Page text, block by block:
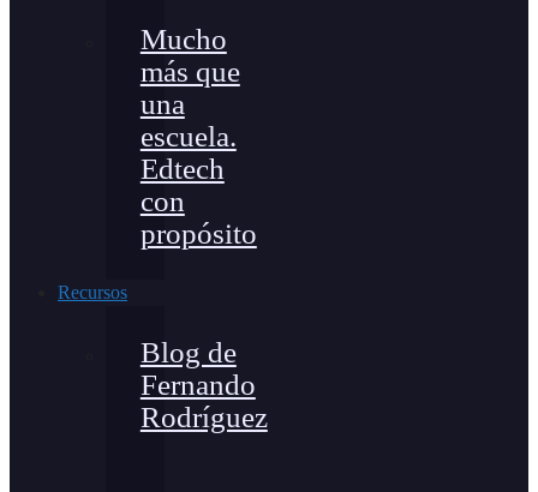
Mucho
más que
una
escuela.
Edtech
con
propósito
Recursos
Blog de
Fernando
Rodríguez